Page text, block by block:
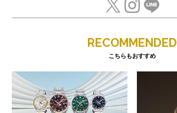
RECOMMENDED
こちらもおすすめ